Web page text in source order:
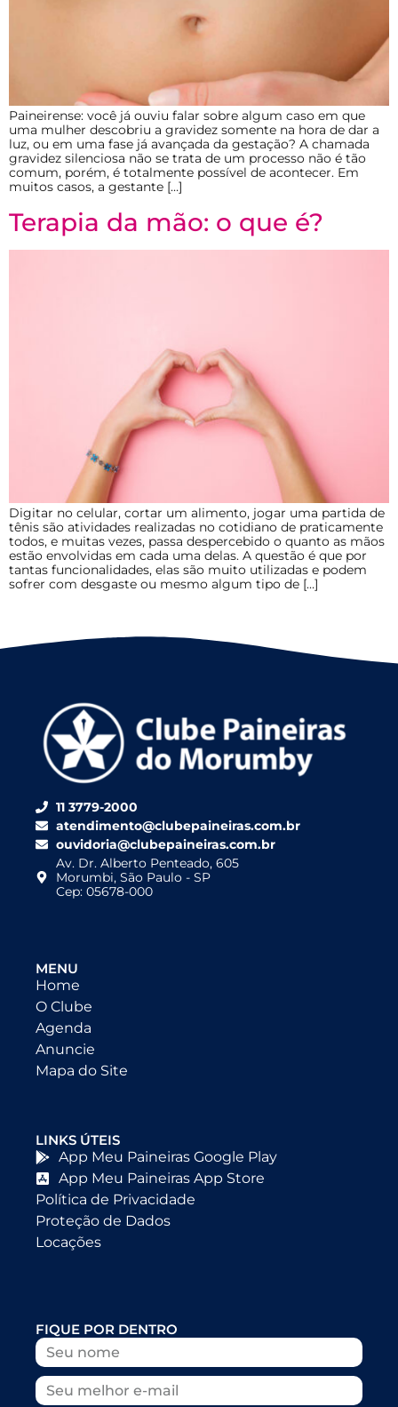
Paineirense: você já ouviu falar sobre algum caso em que
uma mulher descobriu a gravidez somente na hora de dar a
luz, ou em uma fase já avançada da gestação? A chamada
gravidez silenciosa não se trata de um processo não é tão
comum, porém, é totalmente possível de acontecer. Em
muitos casos, a gestante […]
Terapia da mão: o que é?
Digitar no celular, cortar um alimento, jogar uma partida de
tênis são atividades realizadas no cotidiano de praticamente
todos, e muitas vezes, passa despercebido o quanto as mãos
estão envolvidas em cada uma delas. A questão é que por
tantas funcionalidades, elas são muito utilizadas e podem
sofrer com desgaste ou mesmo algum tipo de […]
11 3779-2000
atendimento@clubepaineiras.com.br
ouvidoria@clubepaineiras.com.br
Av. Dr. Alberto Penteado, 605
Morumbi, São Paulo - SP
Cep: 05678-000
MENU
Home
O Clube
Agenda
Anuncie
Mapa do Site
LINKS ÚTEIS
App Meu Paineiras Google Play
App Meu Paineiras App Store
Política de Privacidade
Proteção de Dados
Locações
FIQUE POR DENTRO